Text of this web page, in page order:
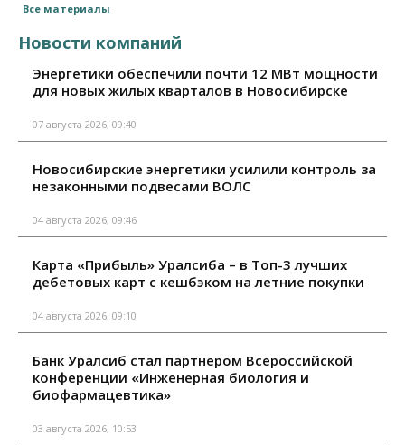
Все материалы
Новости компаний
Энергетики обеспечили почти 12 МВт мощности
для новых жилых кварталов в Новосибирске
07 августа 2026, 09:40
Новосибирские энергетики усилили контроль за
незаконными подвесами ВОЛС
04 августа 2026, 09:46
Карта «Прибыль» Уралсиба – в Топ-3 лучших
дебетовых карт с кешбэком на летние покупки
04 августа 2026, 09:10
Банк Уралсиб стал партнером Всероссийской
конференции «Инженерная биология и
биофармацевтика»
03 августа 2026, 10:53